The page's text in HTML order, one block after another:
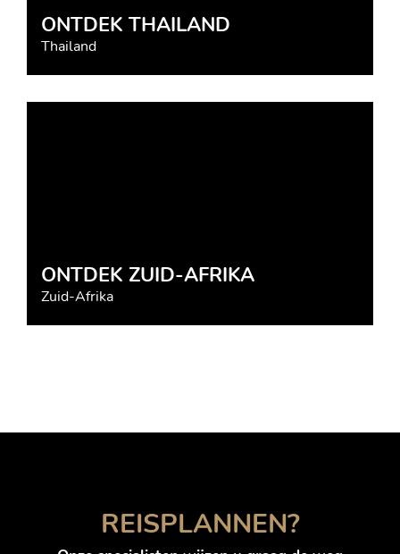
ONTDEK THAILAND
Thailand
ONTDEK ZUID-AFRIKA
Zuid-Afrika
REISPLANNEN?
Annelies Hoogenboom
Brazilië, Mexico, Thailand, Indonesië,